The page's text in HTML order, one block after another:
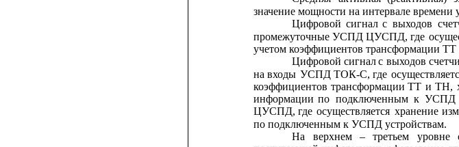
значение мощности на интервале времени
Цифровой сигнал с выходов
промежуточные УСПД ЦУСПД, где
учетом коэффициентов трансформации
Цифровой сигналс выходов
на входы УСПД ТОК-С, где
коэффициентов трансформации ТТ и ТН,
информации по подключенным к УСПД
ЦУСПД, где осуществляется хранение
по подключенным к УСПД устройствам.
На
верхнем – третьем уровне